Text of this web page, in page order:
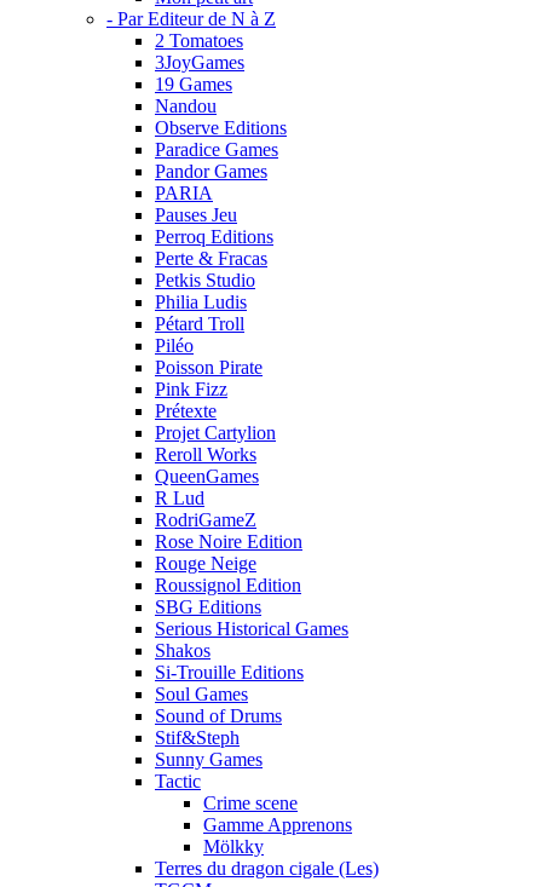
- Par Editeur de N à Z
2 Tomatoes
3JoyGames
19 Games
Nandou
Observe Editions
Paradice Games
Pandor Games
PARIA
Pauses Jeu
Perroq Editions
Perte & Fracas
Petkis Studio
Philia Ludis
Pétard Troll
Piléo
Poisson Pirate
Pink Fizz
Prétexte
Projet Cartylion
Reroll Works
QueenGames
R Lud
RodriGameZ
Rose Noire Edition
Rouge Neige
Roussignol Edition
SBG Editions
Serious Historical Games
Shakos
Si-Trouille Editions
Soul Games
Sound of Drums
Stif&Steph
Sunny Games
Tactic
Crime scene
Gamme Apprenons
Mölkky
Terres du dragon cigale (Les)